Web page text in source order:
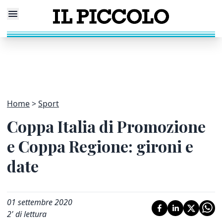
Home Sport
Coppa Italia di Promozione
e Coppa Regione: gironi e
date
01 settembre 2020
2' di lettura